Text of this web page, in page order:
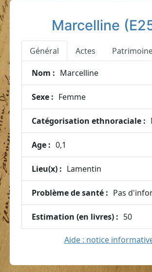
Marcelline
Général Actes
Nom : Marcelline
Sexe : Femme
Catégorisation ethnoraciale :
Age : 0,1
Lieu(x) : Lamentin
Problème de santé : Pas
Estimation (en livres) : 50
Aide : notice